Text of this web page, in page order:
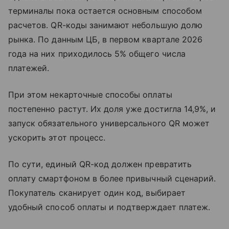
терминалы пока остается основным способом
расчетов. QR-коды занимают небольшую долю
рынка. По данным ЦБ, в первом квартале 2026
года на них приходилось 5% общего числа
платежей.
При этом некарточные способы оплаты
постепенно растут. Их доля уже достигла 14,9%, и
запуск обязательного универсального QR может
ускорить этот процесс.
По сути, единый QR-код должен превратить
оплату смартфоном в более привычный сценарий.
Покупатель сканирует один код, выбирает
удобный способ оплаты и подтверждает платеж.